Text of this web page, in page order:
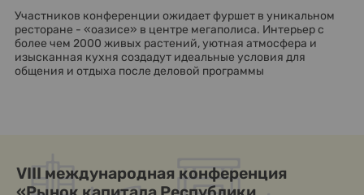
Участников конференции ожидает фуршет в уникальном
ресторане - «оазисе» в центре мегаполиса. Интерьер с
более чем 2000 живых растений, уютная атмосфера и
изысканная кухня создадут идеальные условия для
общения и отдыха после деловой программы
VIII международная конференция